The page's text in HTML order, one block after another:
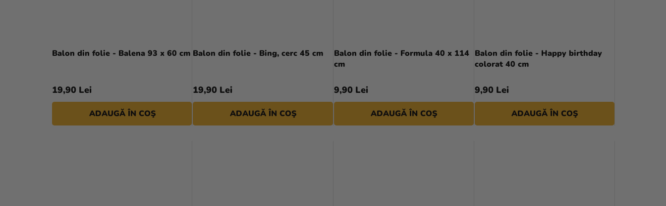
Balon din folie - Balena 93 x 60 cm
19,90 Lei
ADAUGĂ ÎN COŞ
Balon din folie - Bing, cerc 45 cm
19,90 Lei
ADAUGĂ ÎN COŞ
Balon din folie - Formula 40 x 114
cm
9,90 Lei
ADAUGĂ ÎN COŞ
Balon din folie - Happy birthday
colorat 40 cm
9,90 Lei
ADAUGĂ ÎN COŞ